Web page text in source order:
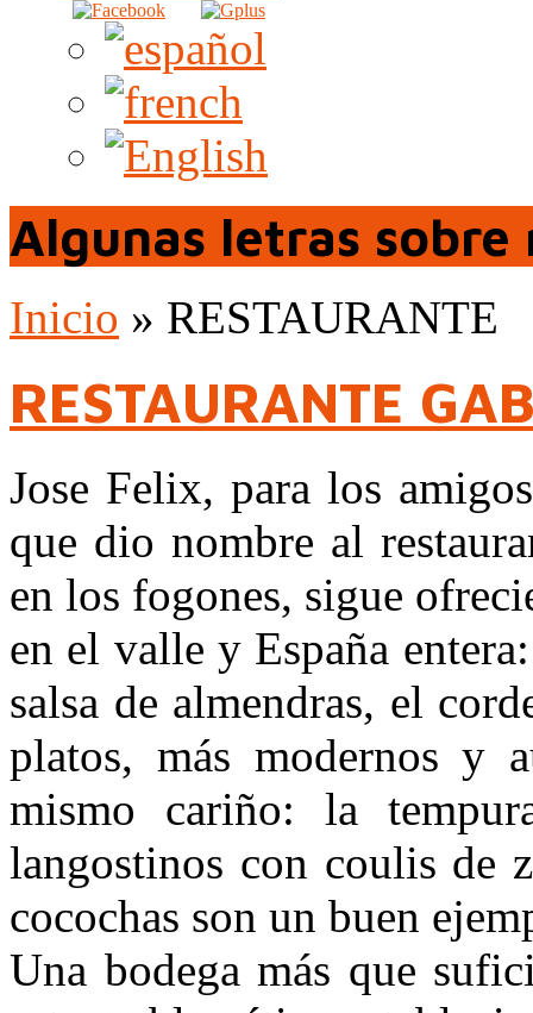
Algunas letras
Inicio » RESTAURANTE
RESTAURANTE
Jose Felix, para los
que dio nombre al
en los fogones, sigue
en el valle y España
salsa de almendras, el
platos, más modernos y
mismo cariño: la
langostinos con coulis de
cocochas son un buen
Una bodega más que